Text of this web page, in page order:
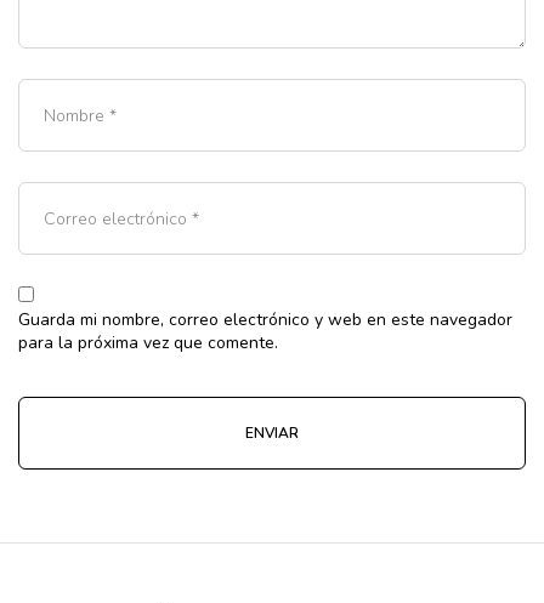
Guarda mi nombre, correo electrónico y web en este navegador
para la próxima vez que comente.